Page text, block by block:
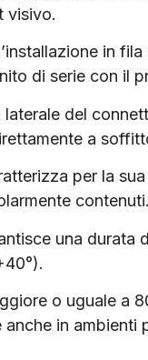
visivo.
in fila
di serie con il
del
a
per la
contenuti.
una durata
o uguale a
anche in ambienti